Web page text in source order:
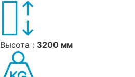
Высота : 3200 мм